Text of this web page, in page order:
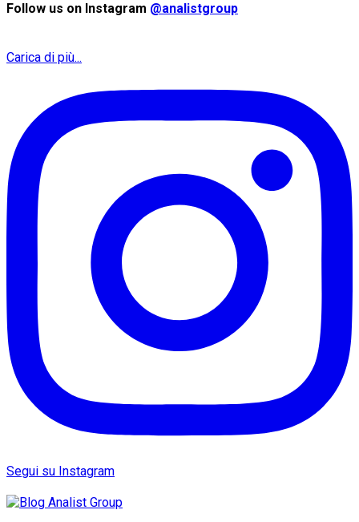
Follow us on Instagram @analistgroup
Carica di più...
Segui su Instagram